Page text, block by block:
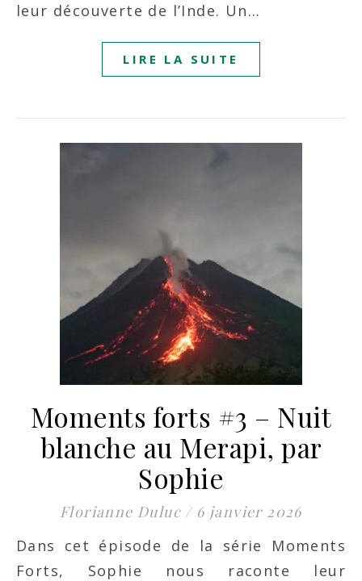
leur découverte de l’Inde. Un…
LIRE LA SUITE
Moments forts #3 – Nuit
blanche au Merapi, par
Sophie
Florianne Duluc / 6 janvier 2026
Dans cet épisode de la série Moments
Forts, Sophie nous raconte leur